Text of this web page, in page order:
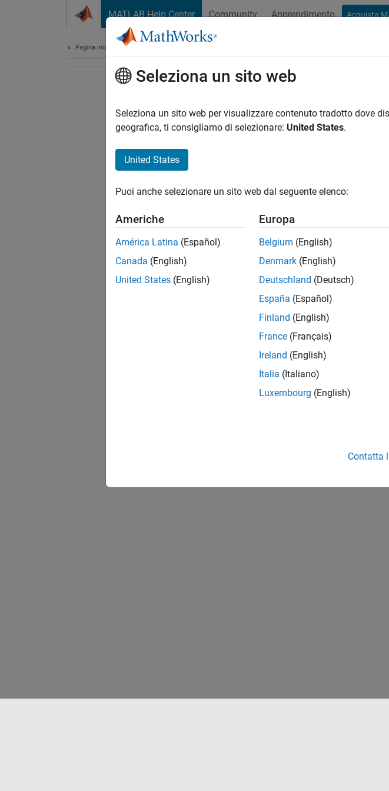
MATLAB Help Center Community Apprendimento Acquista
Pagina iniziale della documentazione
Seleziona un sito web
Seleziona un sito web per visualizzare contenuto tradotto dove
geografica, ti consigliamo di selezionare: United States.
United States
Puoi anche selezionare un sito web dal seguente elenco:
Americhe
América Latina (Español)
Canada (English)
United States (English)
Europa
Belgium (English)
Denmark (English)
Deutschland (Deutsch)
España (Español)
Finland (English)
France (Français)
Ireland (English)
Italia (Italiano)
Luxembourg (English)
Contatta